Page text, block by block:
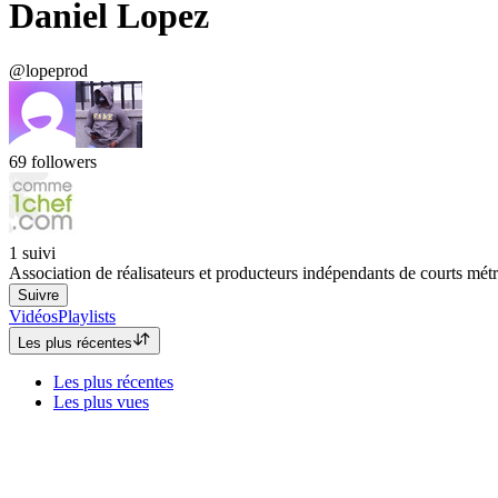
Daniel Lopez
@lopeprod
69 followers
1 suivi
Association de réalisateurs et producteurs indépendants de courts
Suivre
VidéosPlaylists
Les plus récentes
Les plus récentes
Les plus vues